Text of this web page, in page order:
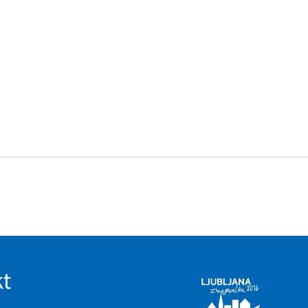
delovanja
na drugih spletnih